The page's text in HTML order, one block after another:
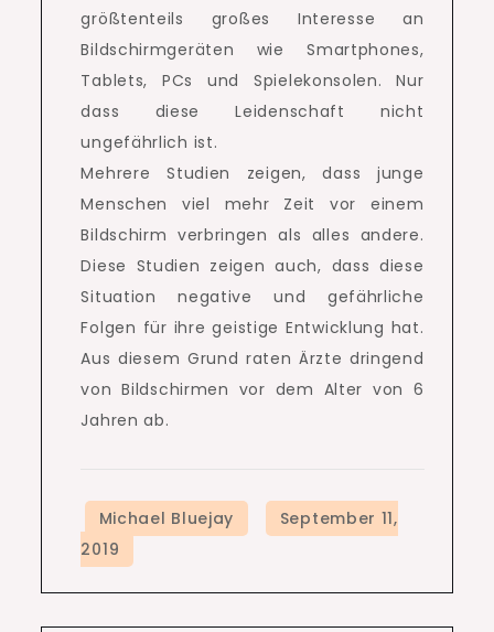
größtenteils großes Interesse an
Bildschirmgeräten wie Smartphones,
Tablets, PCs und Spielekonsolen.Nur
dass diese Leidenschaft nicht
ungefährlich ist.
Mehrere Studien zeigen, dass junge
Menschen viel mehr Zeit vor einem
Bildschirm verbringen als alles andere.
Diese Studien zeigen auch, dass diese
Situation negative und gefährliche
Folgen für ihre geistige Entwicklung hat.
Aus diesem Grund raten Ärzte dringend
von Bildschirmen vor dem Alter von 6
Jahren ab.